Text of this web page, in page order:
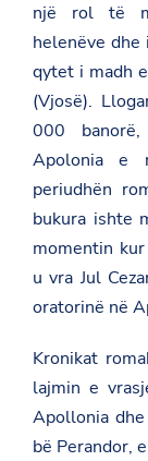
një rol të
helenëve
qytet i madh
(Vjosë).
000
Apolonia e
periudhën
bukura ishte
momentin
u vra Jul
oratorinë në
Kronikat
lajmin e
Apollonia
bë Perandor,